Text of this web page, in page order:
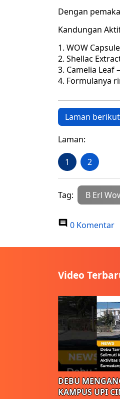
Dengan
Kandungan
WOW
Shellac
Camelia
Formulanya
Laman
Laman:
1 2
Tag: B Erl
0 Komentar
Video
DEBU
KAMPUS UPI